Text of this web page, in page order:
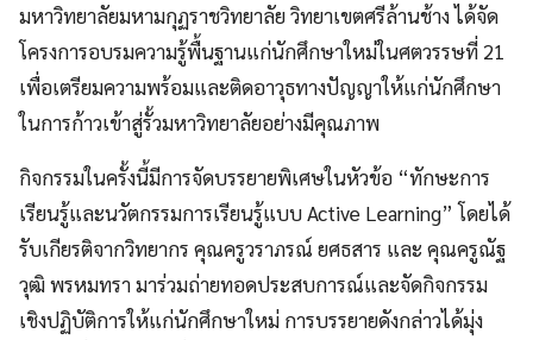
มหาวิทยาลัยมหามกุฏราชวิทยาลัย วิทยาเขตศรีล้านช้าง ได้จัด
โครงการอบรมความรู้พื้นฐานแก่นักศึกษาใหม่ในศตวรรษที่ 21
เพื่อเตรียมความพร้อมและติดอาวุธทางปัญญาให้แก่นักศึกษา
ในการก้าวเข้าสู่รั้วมหาวิทยาลัยอย่างมีคุณภาพ
กิจกรรมในครั้งนี้มีการจัดบรรยายพิเศษในหัวข้อ “ทักษะการ
เรียนรู้และนวัตกรรมการเรียนรู้แบบ Active Learning” โดยได้
รับเกียรติจากวิทยากร คุณครูวราภรณ์ ยศธสาร และ คุณครูณัฐ
วุฒิ พรหมทรา มาร่วมถ่ายทอดประสบการณ์และจัดกิจกรรม
เชิงปฏิบัติการให้แก่นักศึกษาใหม่ การบรรยายดังกล่าวได้มุ่ง